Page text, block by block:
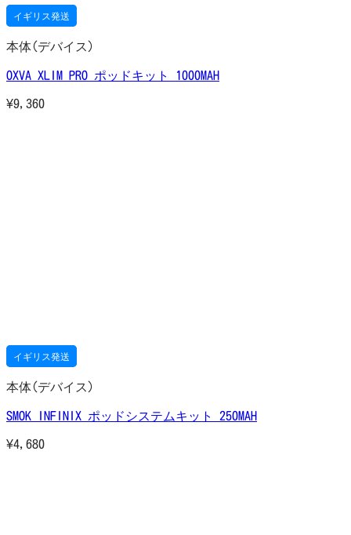
イギリス発送
本体(デバイス)
OXVA XLIM PRO ポッドキット 1000MAH
¥9,360
イギリス発送
本体(デバイス)
SMOK INFINIX ポッドシステムキット 250MAH
¥4,680